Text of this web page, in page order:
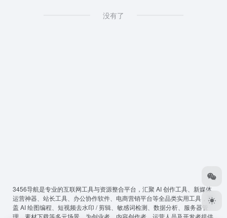
没有了
3456导航是专业的互联网工具与资源整合平台，汇聚 AI 创作工具、新媒体
运营神器、站长工具、办公协作软件、电商营销平台等全品类实用工具，覆
盖 AI 绘图编程、短视频去水印 / 剪辑、敏感词检测、数据分析、服务器管
理、素材下载等多元场景，为创业者、内容创作者、运营人员及开发者提供